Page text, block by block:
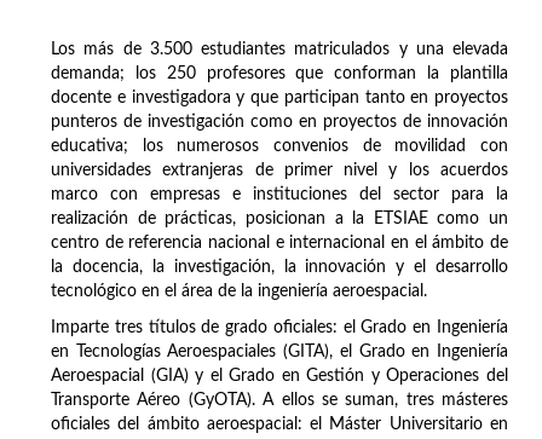
Los más de 3.500 estudiantes matriculados y una elevada
demanda; los 250 profesores que conforman la plantilla
docente e investigadora y que participan tanto en proyectos
punteros de investigación como en proyectos de innovación
educativa; los numerosos convenios de movilidad con
universidades extranjeras de primer nivel y los acuerdos
marco con empresas e instituciones del sector para la
realización de prácticas, posicionan a la ETSIAE como un
centro de referencia nacional e internacional en el ámbito de
la docencia, la investigación, la innovación y el desarrollo
tecnológico en el área de la ingeniería aeroespacial.
Imparte tres títulos de grado oficiales: el Grado en Ingeniería
en Tecnologías Aeroespaciales (GITA), el Grado en Ingeniería
Aeroespacial (GIA) y el Grado en Gestión y Operaciones del
Transporte Aéreo (GyOTA). A ellos se suman, tres másteres
oficiales del ámbito aeroespacial: el Máster Universitario en